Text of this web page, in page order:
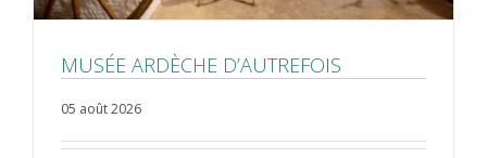
MUSÉE ARDÈCHE D’AUTREFOIS
05 août 2026